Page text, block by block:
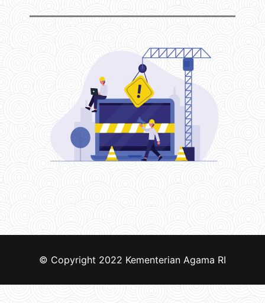
© Copyright 2022 Kementerian Agama RI